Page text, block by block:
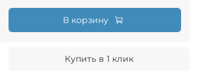
В корзину
Купить в 1 клик